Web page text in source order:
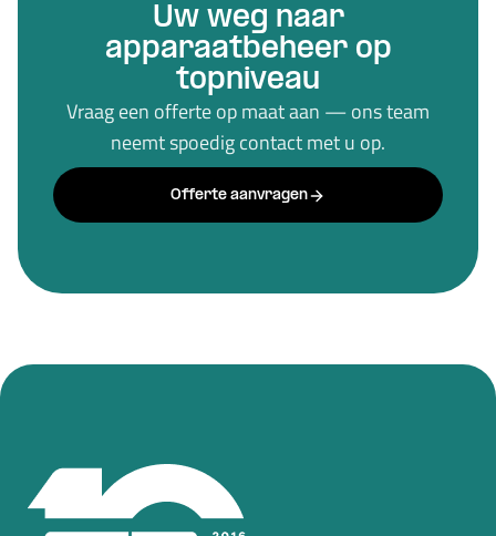
Uw weg naar
apparaatbeheer op
topniveau
Vraag een offerte op maat aan — ons team
neemt spoedig contact met u op.
Offerte aanvragen